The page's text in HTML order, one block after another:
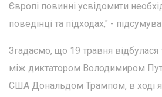
Європі повинні усвідомити
поведінці та підходах," -
Згадаємо, що 19 травня відбулася
між диктатором Володимиром
США Дональдом Трампом, в ході